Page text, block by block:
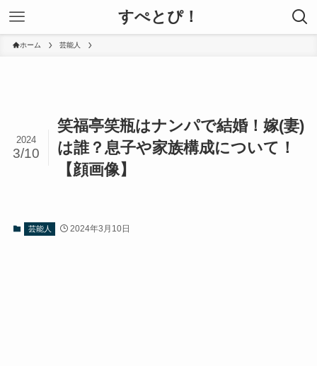
すぺとぴ！
ホーム 芸能人
笑福亭笑瓶はナンパで結婚！嫁(妻)
は誰？息子や家族構成について！
【顔画像】
2024
3/10
芸能人 2024年3月10日